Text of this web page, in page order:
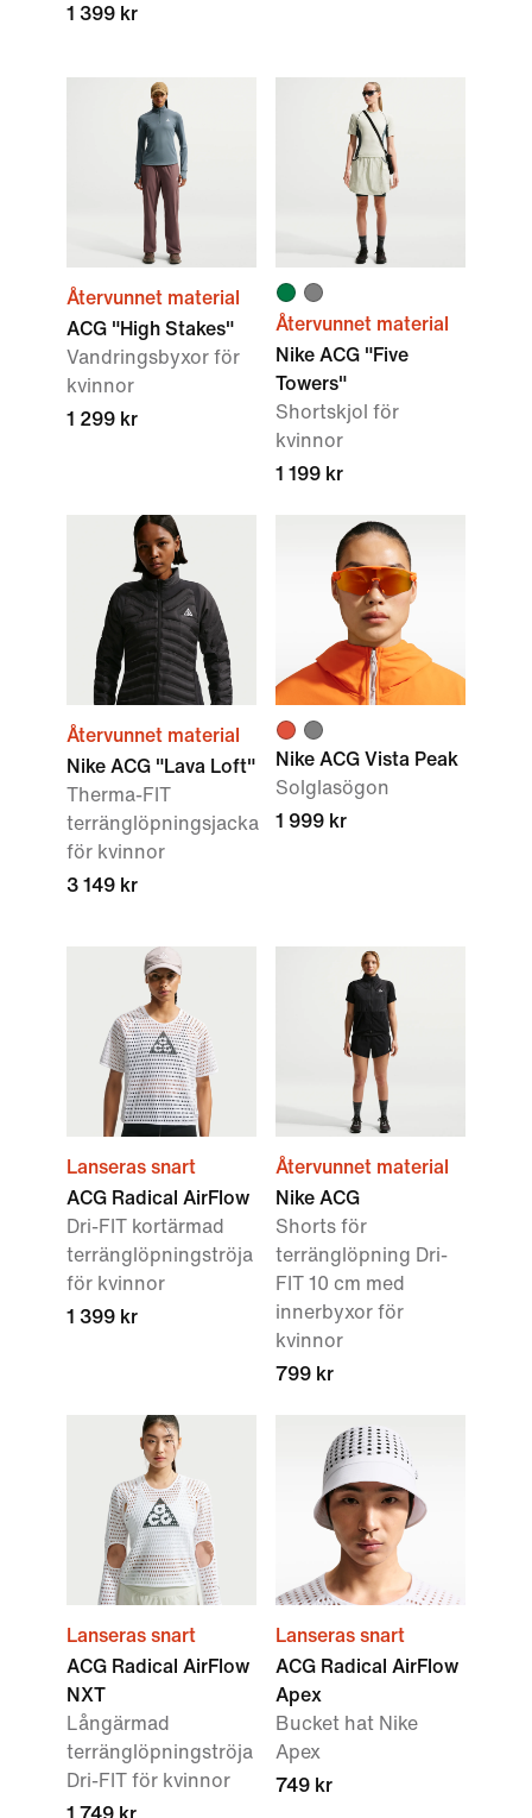
1 399 kr
Återvunnet material
ACG "High Stakes"
Vandringsbyxor för
kvinnor
1 299 kr
Återvunnet material
Nike ACG "Five
Towers"
Shortskjol för
kvinnor
1 199 kr
Återvunnet material
Nike ACG "Lava Loft"
Therma-FIT
terränglöpningsjacka
för kvinnor
3 149 kr
Nike ACG Vista Peak
Solglasögon
1 999 kr
Lanseras snart
ACG Radical AirFlow
Dri-FIT kortärmad
terränglöpningströja
för kvinnor
1 399 kr
Återvunnet material
Nike ACG
Shorts för
terränglöpning Dri-
FIT 10 cm med
innerbyxor för
kvinnor
799 kr
Lanseras snart
ACG Radical AirFlow
NXT
Långärmad
terränglöpningströja
Dri-FIT för kvinnor
1 749 kr
Lanseras snart
ACG Radical AirFlow
Apex
Bucket hat Nike
Apex
749 kr